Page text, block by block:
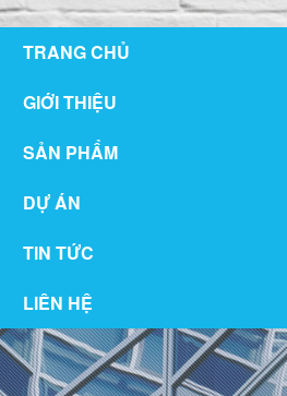
TRANG CHỦ
GIỚI THIỆU
SẢN PHẨM
DỰ ÁN
TIN TỨC
LIÊN HỆ